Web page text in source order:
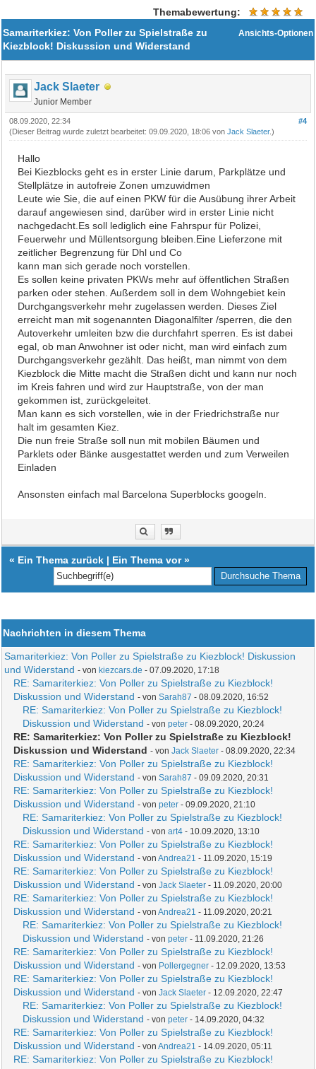
Themabewertung:
Ansichts-Optionen
Samariterkiez: Von Poller zu Spielstraße zu
Kiezblock! Diskussion und Widerstand
Jack Slaeter
Junior Member
#4
08.09.2020, 22:34
(Dieser Beitrag wurde zuletzt bearbeitet: 09.09.2020, 18:06 vonJack Slaeter.)
Hallo
Bei Kiezblocks geht es in erster Linie darum, Parkplätze und
Stellplätze in autofreie Zonen umzuwidmen
Leute wie Sie, die auf einen PKW für die Ausübung ihrer Arbeit
darauf angewiesen sind, darüber wird in erster Linie nicht
nachgedacht.Es soll lediglich eine Fahrspur für Polizei,
Feuerwehr und Müllentsorgung bleiben.Eine Lieferzone mit
zeitlicher Begrenzung für Dhl und Co
kann man sich gerade noch vorstellen.
Es sollen keine privaten PKWs mehr auf öffentlichen Straßen
parken oder stehen. Außerdem soll in dem Wohngebiet kein
Durchgangsverkehr mehr zugelassen werden. Dieses Ziel
erreicht man mit sogenannten Diagonalfilter /sperren, die den
Autoverkehr umleiten bzw die durchfahrt sperren. Es ist dabei
egal, ob man Anwohner ist oder nicht, man wird einfach zum
Durchgangsverkehr gezählt. Das heißt, man nimmt von dem
Kiezblock die Mitte macht die Straßen dicht und kann nur noch
im Kreis fahren und wird zur Hauptstraße, von der man
gekommen ist, zurückgeleitet.
Man kann es sich vorstellen, wie in der Friedrichstraße nur
halt im gesamten Kiez.
Die nun freie Straße soll nun mit mobilen Bäumen und
Parklets oder Bänke ausgestattet werden und zum Verweilen
Einladen
Ansonsten einfach mal Barcelona Superblocks googeln.
« Ein Thema zurück | Ein Thema vor»
Nachrichten in diesem Thema
Samariterkiez: Von Poller zu Spielstraße zu Kiezblock! Diskussion
und Widerstand - von kiezcars.de - 07.09.2020, 17:18
RE: Samariterkiez: Von Poller zu Spielstraße zu Kiezblock!
Diskussion und Widerstand - vonSarah87 - 08.09.2020, 16:52
RE: Samariterkiez: Von Poller zu Spielstraße zu Kiezblock!
Diskussion und Widerstand - vonpeter - 08.09.2020, 20:24
RE: Samariterkiez: Von Poller zu Spielstraße zu Kiezblock!
Diskussion und Widerstand - vonJack Slaeter - 08.09.2020, 22:34
RE: Samariterkiez: Von Poller zu Spielstraße zu Kiezblock!
Diskussion und Widerstand - vonSarah87 - 09.09.2020, 20:31
RE: Samariterkiez: Von Poller zu Spielstraße zu Kiezblock!
Diskussion und Widerstand - vonpeter - 09.09.2020, 21:10
RE: Samariterkiez: Von Poller zu Spielstraße zu Kiezblock!
Diskussion und Widerstand - vonart4 - 10.09.2020, 13:10
RE: Samariterkiez: Von Poller zu Spielstraße zu Kiezblock!
Diskussion und Widerstand - vonAndrea21 - 11.09.2020, 15:19
RE: Samariterkiez: Von Poller zu Spielstraße zu Kiezblock!
Diskussion und Widerstand - vonJack Slaeter - 11.09.2020, 20:00
RE: Samariterkiez: Von Poller zu Spielstraße zu Kiezblock!
Diskussion und Widerstand - vonAndrea21 - 11.09.2020, 20:21
RE: Samariterkiez: Von Poller zu Spielstraße zu Kiezblock!
Diskussion und Widerstand - vonpeter - 11.09.2020, 21:26
RE: Samariterkiez: Von Poller zu Spielstraße zu Kiezblock!
Diskussion und Widerstand - von Pollergegner - 12.09.2020, 13:53
RE: Samariterkiez: Von Poller zu Spielstraße zu Kiezblock!
Diskussion und Widerstand - vonJack Slaeter - 12.09.2020, 22:47
RE: Samariterkiez: Von Poller zu Spielstraße zu Kiezblock!
Diskussion und Widerstand - vonpeter - 14.09.2020, 04:32
RE: Samariterkiez: Von Poller zu Spielstraße zu Kiezblock!
Diskussion und Widerstand - vonAndrea21 - 14.09.2020, 05:11
RE: Samariterkiez: Von Poller zu Spielstraße zu Kiezblock!